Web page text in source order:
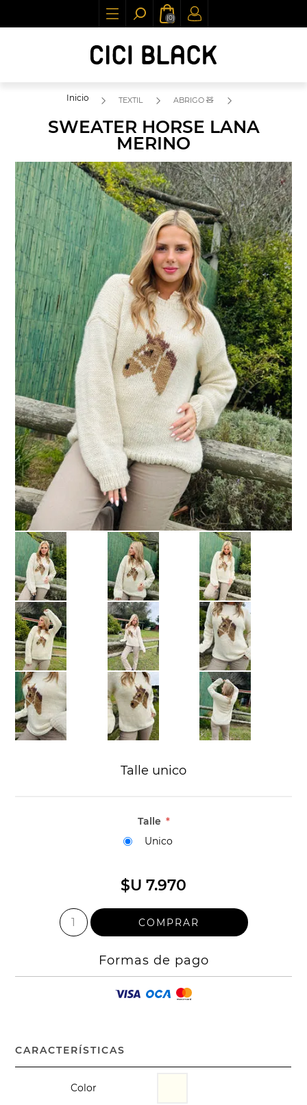
(0)
Inicio TEXTIL ABRIGO 🧸
SWEATER HORSE LANA
MERINO
Talle unico
Talle *
Unico
$U 7.970
Formas de pago
CARACTERÍSTICAS
Color